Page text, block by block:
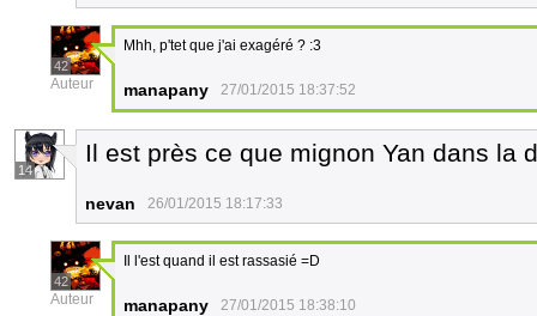
42
Auteur
Mhh, p'tet que j'ai exagéré ? :3
manapany 27/01/2015 18:37:52
14
Il est près ce que mignon Yan dans la
nevan 26/01/2015 18:17:33
42
Auteur
Il l'est quand il est rassasié =D
manapany 27/01/2015 18:38:10